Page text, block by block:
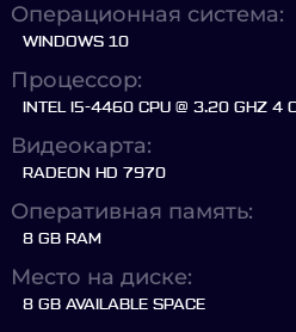
Операционная система:
WINDOWS 10
Процессор:
INTEL I5-4460 CPU @ 3.20 GHZ 4
Видеокарта:
RADEON HD 7970
Оперативная память:
8 GB RAM
Место на диске:
8 GB AVAILABLE SPACE